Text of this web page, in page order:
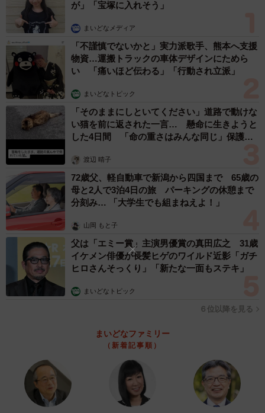
を走るつばさも素敵ですよ」
投稿には「ぜひ山形に行って実物を見たい」という声や、
新幹線好きの子どもを持つ親からの感謝のコメントも届い
たそうです。最後に、山形に興味を持った人へ向けてのメ
ッセージをもらいました。
「ぜひ『つばさ』で山形に来ていただき、美味しい旬の果
物やラーメンをいっぱい食べていただきたいです！見てく
れて、おしょうしなっす（ありがとうございますの方
言）」
Threadsで見る
が」「宝塚に入れそう」
まいどなメディア
「不謹慎でないかと」実力派歌手、熊本へ支援
物資…運搬トラックの車体デザインにためら
い 「痛いほど伝わる」「行動され立派」
まいどなトピック
「そのままにしといてください」道路で動けな
い猫を前に返された一言… 懸命に生きようと
した4日間 「命の重さはみんな同じ」保護団
渡辺 晴子
72歳父、軽自動車で新潟から四国まで 65歳の
母と2人で3泊4日の旅 パーキングの休憩まで
分刻み… 「大学生でも組まねえよ！」
山岡 もと子
父は「エミー賞」主演男優賞の真田広之 31歳
イケメン俳優が長髪ヒゲのワイルド近影「ガチ
ヒロさんそっくり」「新たな一面もステキ」
まいどなトピック
６位以降を見る
まいどなファミリー
（新着記事順）